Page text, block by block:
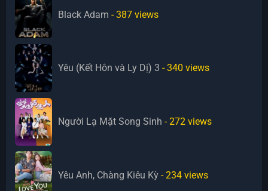
Black Adam - 387 views
Yêu (Kết Hôn và Ly Dị) 3 - 340 views
Người Lạ Mặt Song Sinh - 272 views
Yêu Anh, Chàng Kiêu Kỳ - 234 views